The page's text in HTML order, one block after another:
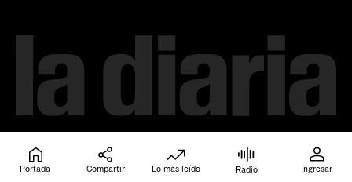
Portada Compartir Lo más leído Radio Ingresar